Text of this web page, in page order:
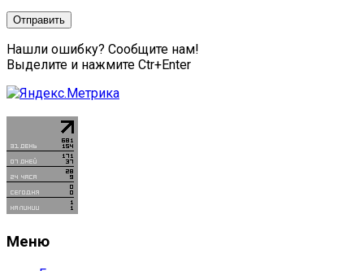
Нашли ошибку? Сообщите нам!
Выделите и нажмите Ctr+Enter
Меню